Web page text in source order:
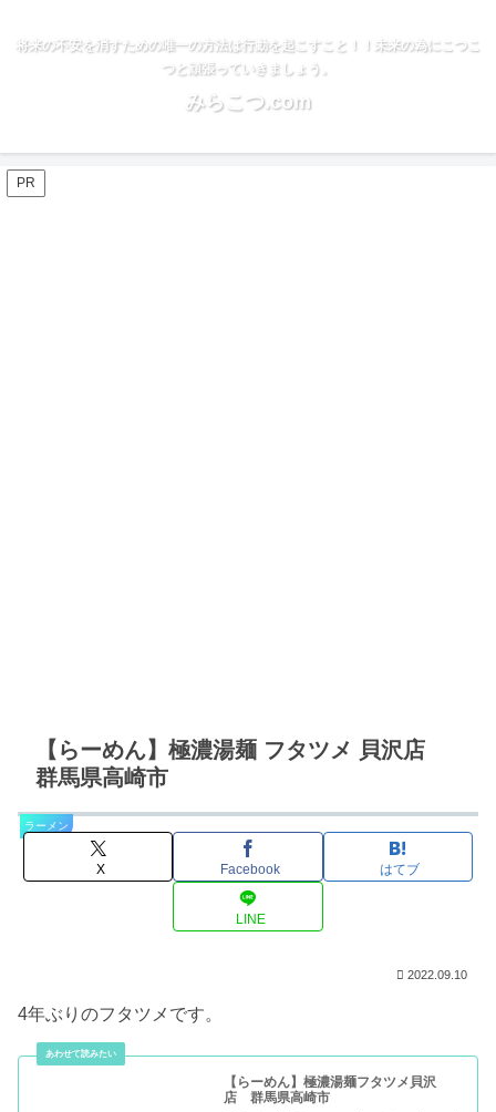
将来の不安を消すための唯一の方法は行動を起こすこと！！未来の為にこつこ
つと頑張っていきましょう。
みらこつ.com
PR
【らーめん】極濃湯麺 フタツメ 貝沢店
群馬県高崎市
ラーメン
X Facebook はてブ
LINE
2022.09.10
4年ぶりのフタツメです。
【らーめん】極濃湯麺フタツメ貝沢
店 群馬県高崎市